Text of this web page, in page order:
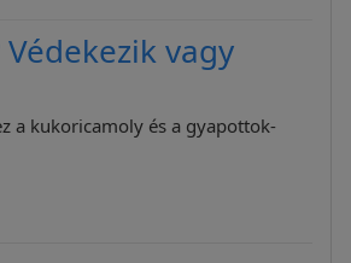
vagy
a kukoricamoly és a gyapottok-